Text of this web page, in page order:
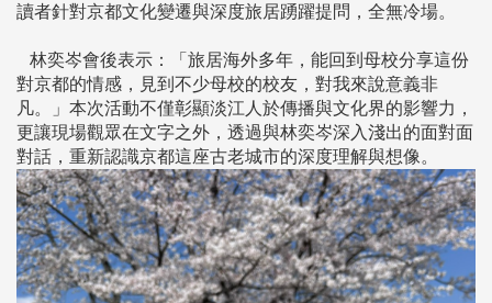
讀者針對京都文化變遷與深度旅居踴躍提問，全無冷場。
林奕岑會後表示：「旅居海外多年，能回到母校分享這份
對京都的情感，見到不少母校的校友，對我來說意義非
凡。」本次活動不僅彰顯淡江人於傳播與文化界的影響力，
更讓現場觀眾在文字之外，透過與林奕岑深入淺出的面對面
對話，重新認識京都這座古老城市的深度理解與想像。